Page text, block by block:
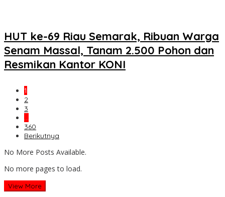
HUT ke-69 Riau Semarak, Ribuan Warga
Senam Massal, Tanam 2.500 Pohon dan
Resmikan Kantor KONI
1
2
3
…
360
Berikutnya
No More Posts Available.
No more pages to load.
View More